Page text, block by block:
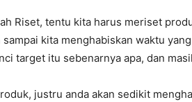
Riset, tentu kita harus meriset
sampai kita menghabiskan waktu
target itu sebenarnya apa, dan
justru anda akan sedikit